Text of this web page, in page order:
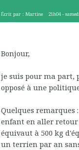
Écrit par : Martine 21h04 -
Bonjour,
je suis pour ma part,
opposé à une
Quelques remarques
enfant en aller retour
équivaut à 500 kg
un terrien par an